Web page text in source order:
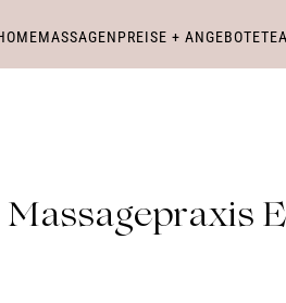
MASSAGENPREISE + ANGEBOTE